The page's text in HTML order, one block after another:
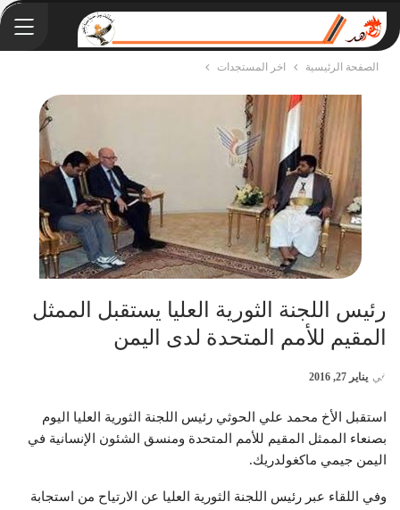
الصفحة الرئيسية اخر المستجدات
رئيس اللجنة الثورية العليا يستقبل الممثل
المقيم للأمم المتحدة لدى اليمن
في يناير 27, 2016
استقبل الأخ محمد علي الحوثي رئيس اللجنة الثورية العليا اليوم
بصنعاء الممثل المقيم للأمم المتحدة ومنسق الشئون الإنسانية في
اليمن جيمي ماكغولدريك.
وفي اللقاء عبر رئيس اللجنة الثورية العليا عن الارتياح من استجابة